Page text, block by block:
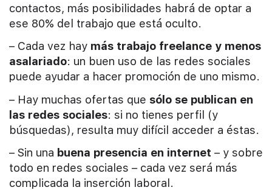
contactos, más posibilidades habrá de optar a
ese 80% del trabajo que está oculto.
– Cada vez hay más trabajo freelance y menos
asalariado: un buen uso de las redes sociales
puede ayudar a hacer promoción de uno mismo.
– Hay muchas ofertas que sólo se publican en
las redes sociales: si no tienes perfil (y
búsquedas), resulta muy difícil acceder a éstas.
– Sin una buena presencia en internet – y sobre
todo en redes sociales – cada vez será más
complicada la inserción laboral.